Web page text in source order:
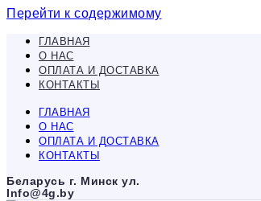
Перейти к содержимому
ГЛАВНАЯ
О НАС
ОПЛАТА И ДОСТАВКА
КОНТАКТЫ
ГЛАВНАЯ
О НАС
ОПЛАТА И ДОСТАВКА
КОНТАКТЫ
Беларусь г. Минск ул.
Info@4g.by